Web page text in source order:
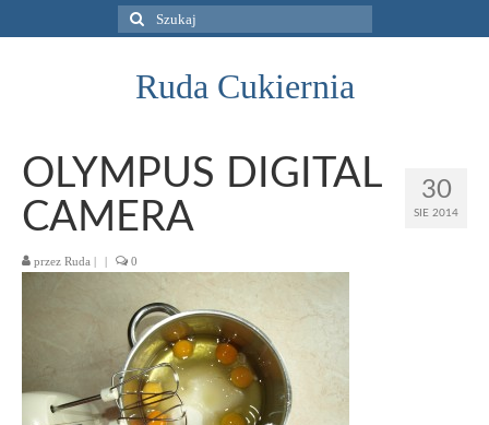
Szuklaj
w:
Ruda Cukiernia
30
SIE 2014
OLYMPUS DIGITAL
CAMERA
przez Ruda | | 0